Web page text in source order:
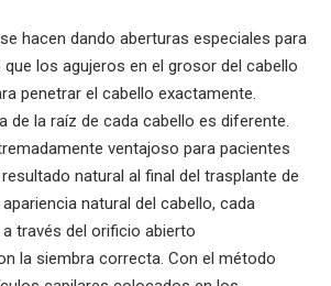
hacen dando aberturas especiales para
los agujeros en el grosor del cabello
penetrar el cabello exactamente.
de la raíz de cada cabello es diferente.
ventajoso para pacientes
natural al final del trasplante de
natural del cabello, cada
través del orificio abierto
la siembra correcta. Con el método